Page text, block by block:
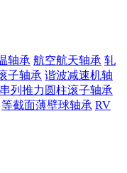
轴承 航空航天轴承 轧
子轴承 谐波减速机轴
串列推力圆柱滚子轴承
等截面薄壁球轴承 RV